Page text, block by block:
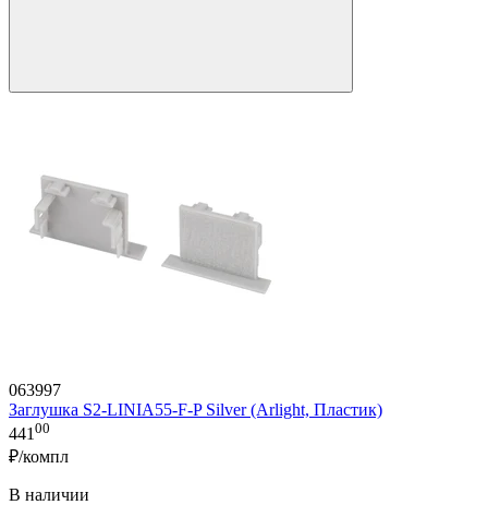
063997
Заглушка S2-LINIA55-F-P Silver (Arlight, Пластик)
44100
₽/компл
В наличии